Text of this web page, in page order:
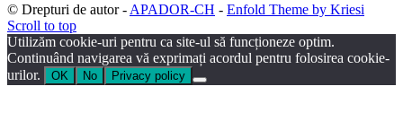
© Drepturi de autor - APADOR-CH - Enfold Theme by Kriesi
Scroll to top
Utilizăm cookie-uri pentru ca site-ul să funcționeze optim.
Continuând navigarea vă exprimați acordul pentru folosirea cookie-
urilor.
OK No Privacy policy